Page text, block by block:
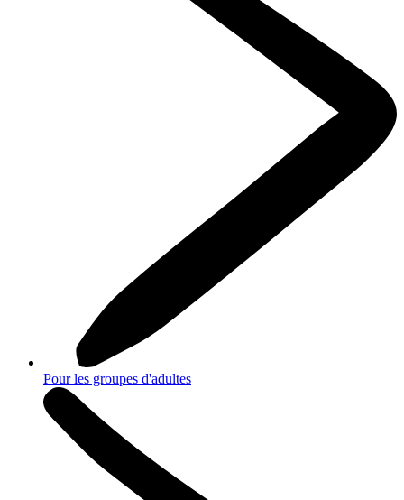
Pour les groupes d'adultes